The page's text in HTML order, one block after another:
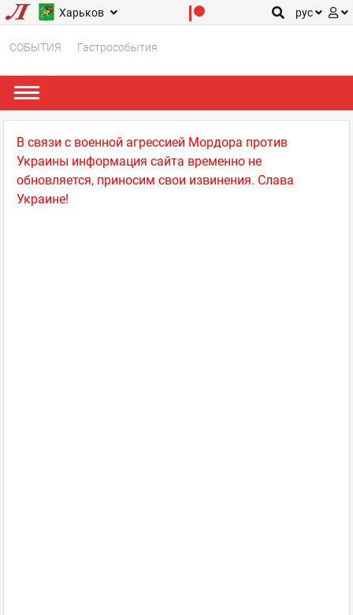
Харьков рус
СОБЫТИЯ Гастрособытия
В связи с военной агрессией Мордора против
Украины информация сайта временно не
обновляется, приносим свои извинения. Слава
Украине!